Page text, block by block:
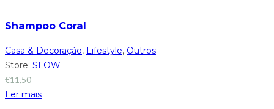
Shampoo Coral
Casa & Decoração, Lifestyle, Outros
Store: SLOW
€11,50
Ler mais